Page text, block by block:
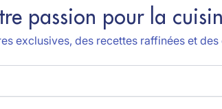
passion pour la
exclusives, des recettes raffinées et